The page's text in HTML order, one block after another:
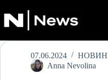
до
вмісту
07.06.2024
Anna Nevolina